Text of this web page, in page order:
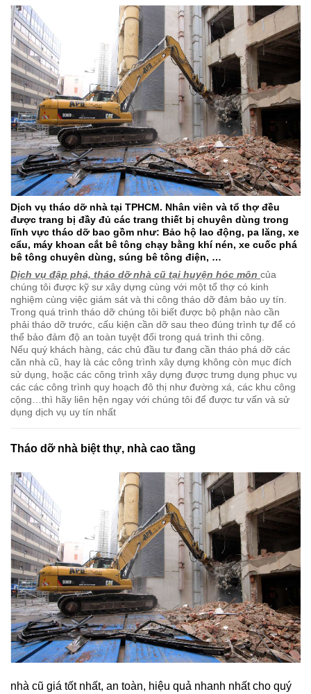
Dịch vụ tháo dỡ nhà tại TPHCM. Nhân viên và tổ thợ đều
được trang bị đầy đủ các trang thiết bị chuyên dùng trong
lĩnh vực tháo dỡ bao gồm như: Bảo hộ lao động, pa lăng, xe
cẩu, máy khoan cắt bê tông chạy bằng khí nén, xe cuốc phá
bê tông chuyên dùng, súng bê tông điện, …
Dịch vụ đập phá, tháo dỡ nhà cũ tại huyện hóc môn của
chúng tôi được kỹ sư xây dựng cùng với một tổ thợ có kinh
nghiệm cùng việc giám sát và thi công tháo dỡ đảm bảo uy tín.
Trong quá trình tháo dỡ chúng tôi biết được bộ phận nào cần
phải tháo dỡ trước, cấu kiện cần dỡ sau theo đúng trình tự để có
thể bảo đảm độ an toàn tuyệt đối trong quá trình thi công.
Nếu quý khách hàng, các chủ đầu tư đang cần tháo phá dỡ các
căn nhà cũ, hay là các công trình xây dựng không còn mục đích
sử dụng, hoặc các công trình xây dựng được trưng dụng phục vụ
các các công trình quy hoạch đô thị như đường xá, các khu công
cộng…thì hãy liên hện ngay với chúng tôi để được tư vấn và sử
dụng dịch vụ uy tín nhất
Tháo dỡ nhà biệt thự, nhà cao tầng
nhà cũ giá tốt nhất, an toàn, hiệu quả nhanh nhất cho quý